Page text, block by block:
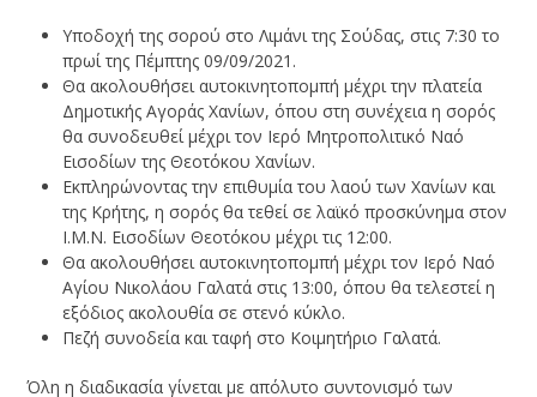
Υποδοχή της σορού στο Λιμάνι της Σούδας, στις 7:30 το
πρωί της Πέμπτης 09/09/2021.
Θα ακολουθήσει αυτοκινητοπομπή μέχρι την πλατεία
Δημοτικής Αγοράς Χανίων, όπου στη συνέχεια η σορός
θα συνοδευθεί μέχρι τον Ιερό Μητροπολιτικό Ναό
Εισοδίων της Θεοτόκου Χανίων.
Εκπληρώνοντας την επιθυμία του λαού των Χανίων και
της Κρήτης, η σορός θα τεθεί σε λαϊκό προσκύνημα στον
Ι.Μ.Ν. Εισοδίων Θεοτόκου μέχρι τις 12:00.
Θα ακολουθήσει αυτοκινητοπομπή μέχρι τον Ιερό Ναό
Αγίου Νικολάου Γαλατά στις 13:00, όπου θα τελεστεί η
εξόδιος ακολουθία σε στενό κύκλο.
Πεζή συνοδεία και ταφή στο Κοιμητήριο Γαλατά.
Όλη η διαδικασία γίνεται με απόλυτο συντονισμό των